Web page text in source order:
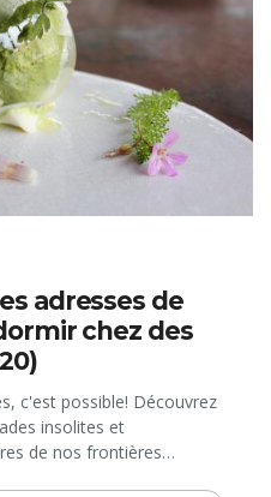
adresses de
chez des
c'est possible! Découvrez
insolites et
de nos frontières…